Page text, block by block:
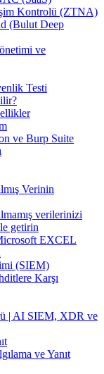
Kontrolü (ZTNA)
(Bulut Deep
ve
Testi
ve Burp Suite
Verinin
verilerinizi
getirin
EXCEL
(SIEM)
Karşı
| AI SIEM, XDR ve
ve Yanıt